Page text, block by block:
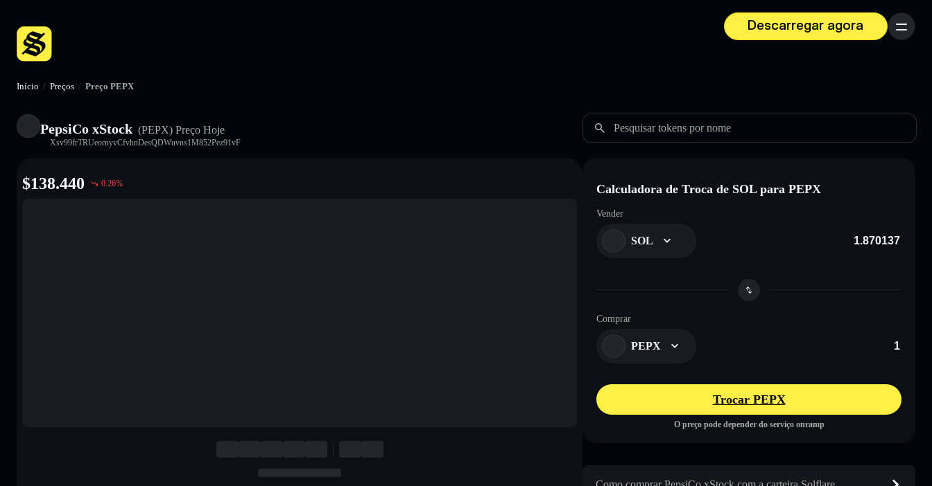
Descarregar agora
Menu
Início / Preços / Preço PEPX
PepsiCo xStock (PEPX) Preço Hoje
Xsv99frTRUeornyvCfvhnDesQDWuvns1M852Pez91vF
Pesquisar tokens por nome
$138.440 0.26% Calculadora de Troca de SOL para PEPX
Vender
SOL
Comprar
PEPX
Trocar PEPX
O preço pode depender do serviço onramp